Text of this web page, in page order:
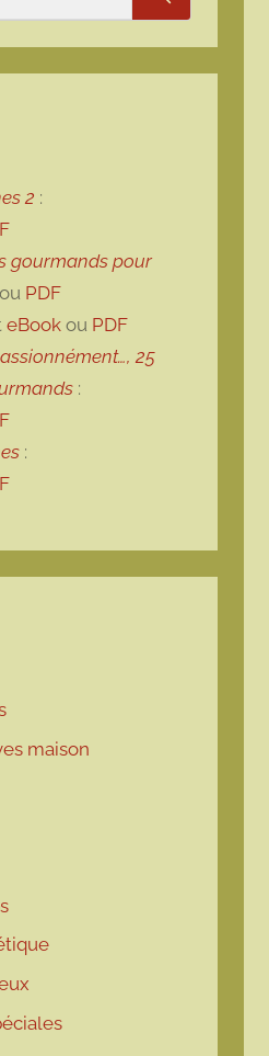
Rechercher
2 :
gourmands pour
ou PDF
eBook ou PDF
25
:
:
maison